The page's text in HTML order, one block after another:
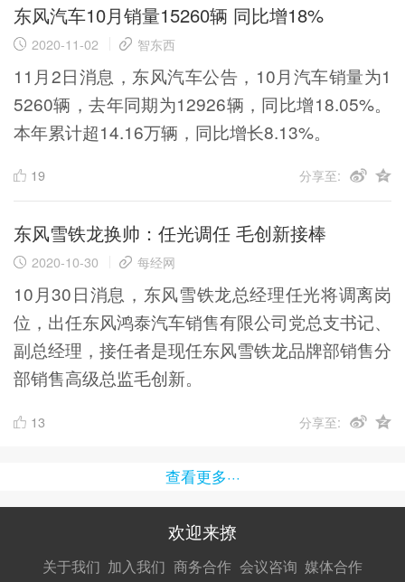
东风汽车10月销量15260辆 同比增18%
2020-11-02 智东西
11月2日消息，东风汽车公告，10月汽车销量为1
5260辆，去年同期为12926辆，同比增18.05%。
本年累计超14.16万辆，同比增长8.13%。
19 分享至:
东风雪铁龙换帅：任光调任 毛创新接棒
2020-10-30 每经网
10月30日消息，东风雪铁龙总经理任光将调离岗
位，出任东风鸿泰汽车销售有限公司党总支书记、
副总经理，接任者是现任东风雪铁龙品牌部销售分
部销售高级总监毛创新。
13 分享至:
查看更多···
欢迎来撩
关于我们 加入我们
接扔简历
商务合作
接开聊
会议咨询 媒体合作
接开聊